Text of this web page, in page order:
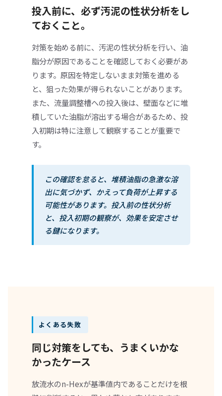
投入前に、必ず汚泥の性状分析をし
ておくこと。
対策を始める前に、汚泥の性状分析を行い、油
脂分が原因であることを確認しておく必要があ
ります。原因を特定しないまま対策を進める
と、狙った効果が得られないことがあります。
また、流量調整槽への投入後は、壁面などに堆
積していた油脂が溶出する場合があるため、投
入初期は特に注意して観察することが重要で
す。
この確認を怠ると、堆積油脂の急激な溶
出に気づかず、かえって負荷が上昇する
可能性があります。投入前の性状分析
と、投入初期の観察が、効果を安定させ
る鍵になります。
よくある失敗
同じ対策をしても、うまくいかな
かったケース
放流水のn-Hexが基準値内であることだけを根